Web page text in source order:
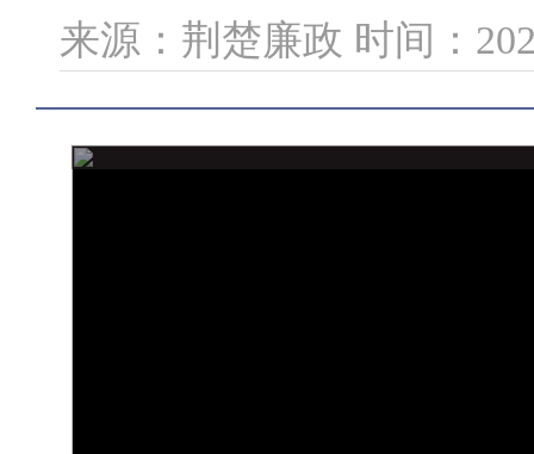
来源：荆楚廉政 时间：